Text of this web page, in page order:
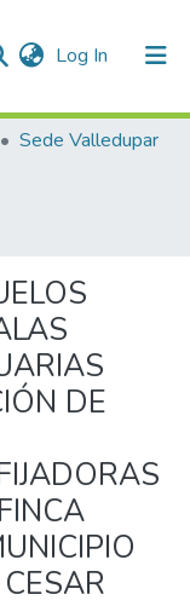
Log In (current)
Sede Valledupar
DE